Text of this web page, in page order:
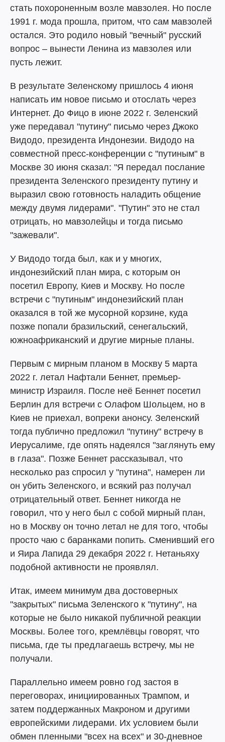
стать похороненным возле мавзолея. Но после
1991 г. мода прошла, притом, что сам мавзолей
остался. Это родило новый "вечный" русский
вопрос – вынести Ленина из мавзолея или
пусть лежит.
В результате Зеленскому пришлось 4 июня
написать им новое письмо и отослать через
Интернет. До Фицо в июне 2022 г. Зеленский
уже передавал "путину" письмо через Джоко
Видодо, президента Индонезии. Видодо на
совместной пресс-конференции с "путиным" в
Москве 30 июня сказал: "Я передал послание
президента Зеленского президенту путину и
выразил свою готовность наладить общение
между двумя лидерами". "Путин" это не стал
отрицать, но мавзолейцы и тогда письмо
"зажевали".
У Видодо тогда был, как и у многих,
индонезийский план мира, с которым он
посетил Европу, Киев и Москву. Но после
встречи с "путиным" индонезийский план
оказался в той же мусорной корзине, куда
позже попали бразильский, сенегальский,
южноафриканский и другие мирные планы.
Первым с мирным планом в Москву 5 марта
2022 г. летал Нафтали Беннет, премьер-
министр Израиля. После неё Беннет посетил
Берлин для встречи с Олафом Шольцем, но в
Киев не приехал, вопреки анонсу. Зеленский
тогда публично предложил "путину" встречу в
Иерусалиме, где опять надеялся "заглянуть ему
в глаза". Позже Беннет рассказывал, что
несколько раз спросил у "путина", намерен ли
он убить Зеленского, и всякий раз получал
отрицательный ответ. Беннет никогда не
говорил, что у него был с собой мирный план,
но в Москву он точно летал не для того, чтобы
просто чаю с баранками попить. Сменивший его
и Яира Лапида 29 декабря 2022 г. Нетаньяху
подобной активности не проявлял.
Итак, имеем минимум два достоверных
"закрытых" письма Зеленского к "путину", на
которые не было никакой публичной реакции
Москвы. Более того, кремлёвцы говорят, что
письма, где ты предлагаешь встречу, мы не
получали.
Параллельно имеем ровно год застоя в
переговорах, инициированных Трампом, и
затем поддержанных Макроном и другими
европейскими лидерами. Их условием были
обмен пленными "всех на всех" и 30-дневное